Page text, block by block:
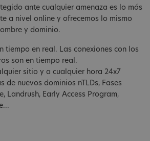
ante cualquier amenaza es lo más
a nivel online y ofrecemos lo mismo
y dominio.
tiempo en real. Las conexiones con los
son en tiempo real.
sitio y a cualquier hora 24x7
de nuevos dominios nTLDs, Fases
Landrush, Early Access Program,